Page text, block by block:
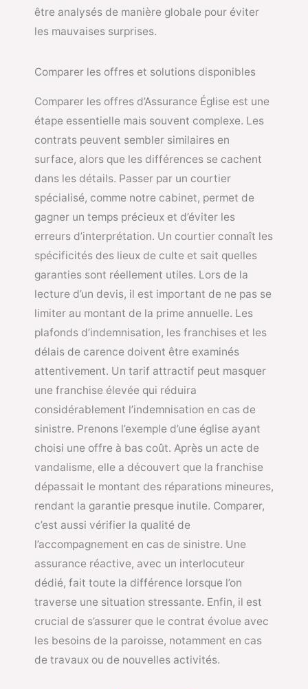
être analysés de manière globale pour éviter
les mauvaises surprises.
Comparer les offres et solutions disponibles
Comparer les offres d’Assurance Église est une
étape essentielle mais souvent complexe. Les
contrats peuvent sembler similaires en
surface, alors que les différences se cachent
dans les détails. Passer par un courtier
spécialisé, comme notre cabinet, permet de
gagner un temps précieux et d’éviter les
erreurs d’interprétation. Un courtier connaît les
spécificités des lieux de culte et sait quelles
garanties sont réellement utiles. Lors de la
lecture d’un devis, il est important de ne pas se
limiter au montant de la prime annuelle. Les
plafonds d’indemnisation, les franchises et les
délais de carence doivent être examinés
attentivement. Un tarif attractif peut masquer
une franchise élevée qui réduira
considérablement l’indemnisation en cas de
sinistre. Prenons l’exemple d’une église ayant
choisi une offre à bas coût. Après un acte de
vandalisme, elle a découvert que la franchise
dépassait le montant des réparations mineures,
rendant la garantie presque inutile. Comparer,
c’est aussi vérifier la qualité de
l’accompagnement en cas de sinistre. Une
assurance réactive, avec un interlocuteur
dédié, fait toute la différence lorsque l’on
traverse une situation stressante. Enfin, il est
crucial de s’assurer que le contrat évolue avec
les besoins de la paroisse, notamment en cas
de travaux ou de nouvelles activités.